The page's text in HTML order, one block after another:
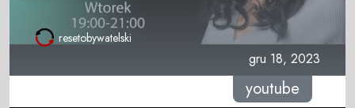
resetobywatelski
gru 18, 2023
youtube